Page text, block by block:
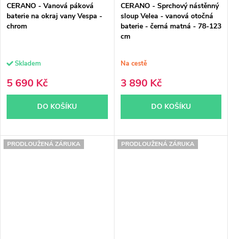
CERANO - Vanová páková
baterie na okraj vany Vespa -
chrom
Skladem
5 690 Kč
DO KOŠÍKU
CERANO - Sprchový nástěnný
sloup Velea - vanová otočná
baterie - černá matná - 78-123
cm
Na cestě
3 890 Kč
DO KOŠÍKU
PRODLOUŽENÁ ZÁRUKA PRODLOUŽENÁ ZÁRUKA